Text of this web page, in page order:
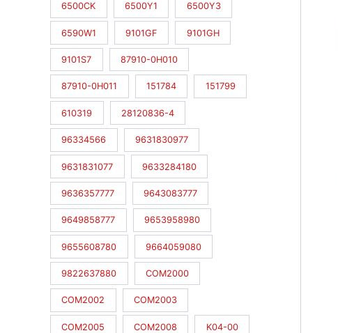
6500CK 6500Y1 6500Y3
6590W1 9101GF 9101GH
9101S7 87910-0H010
87910-0H011 151784 151799
610319 28120836-4
96334566 9631830977
9631831077 9633284180
9636357777 9643083777
9649858777 9653958980
9655608780 9664059080
9822637880 COM2000
COM2002 COM2003
COM2005 COM2008 K04-00